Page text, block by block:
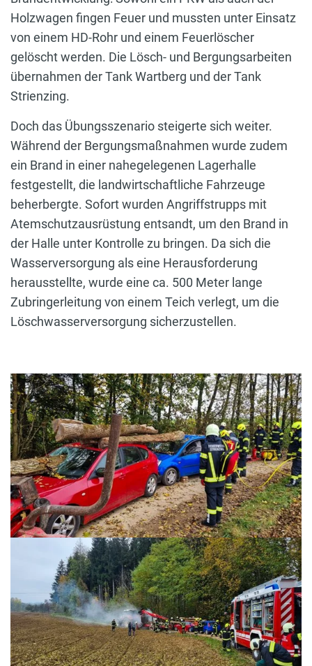
Holzwagen fingen Feuer und mussten unter Einsatz
von einem HD-Rohr und einem Feuerlöscher
gelöscht werden. Die Lösch- und Bergungsarbeiten
übernahmen der Tank Wartberg und der Tank
Strienzing.
Doch das Übungsszenario steigerte sich weiter.
Während der Bergungsmaßnahmen wurde zudem
ein Brand in einer nahegelegenen Lagerhalle
festgestellt, die landwirtschaftliche Fahrzeuge
beherbergte. Sofort wurden Angriffstrupps mit
Atemschutzausrüstung entsandt, um den Brand in
der Halle unter Kontrolle zu bringen. Da sich die
Wasserversorgung als eine Herausforderung
herausstellte, wurde eine ca. 500 Meter lange
Zubringerleitung von einem Teich verlegt, um die
Löschwasserversorgung sicherzustellen.